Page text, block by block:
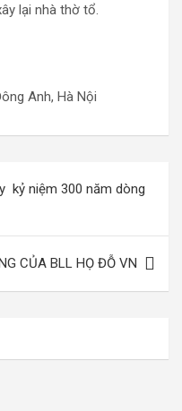
lại nhà thờ tổ.
Anh, Hà Nội
kỷ niệm 300 năm dòng
CỦA BLL HỌ ĐỖ VN